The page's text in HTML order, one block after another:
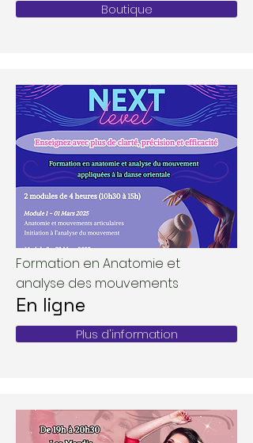
Boutique
Formation en Anatomie et
analyse des mouvements
En ligne
Plus d'information